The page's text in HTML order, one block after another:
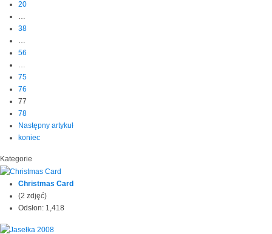
20
…
38
…
56
…
75
76
77
78
Następny artykuł
koniec
Kategorie
Christmas Card
(2 zdjęć)
Odsłon: 1,418